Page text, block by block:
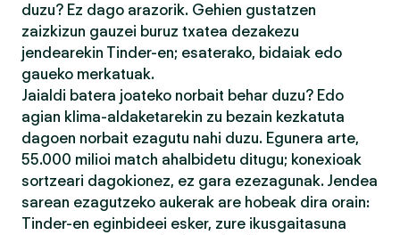
duzu? Ez dago arazorik. Gehien gustatzen
zaizkizun gauzei buruz txatea dezakezu
jendearekin Tinder-en; esaterako, bidaiak edo
gaueko merkatuak.
Jaialdi batera joateko norbait behar duzu? Edo
agian klima-aldaketarekin zu bezain kezkatuta
dagoen norbait ezagutu nahi duzu. Egunera arte,
55.000 milioi match ahalbidetu ditugu; konexioak
sortzeari dagokionez, ez gara ezezagunak. Jendea
sarean ezagutzeko aukerak are hobeak dira orain:
Tinder-en eginbideei esker, zure ikusgaitasuna